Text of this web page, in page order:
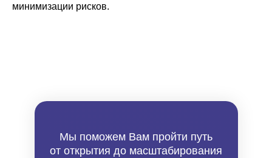
минимизации рисков.
Мы поможем Вам пройти путь
от открытия до масштабирования